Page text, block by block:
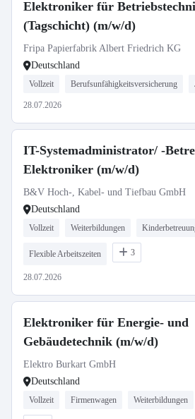
Elektroniker für
(Tagschicht) (m/w/d)
Fripa Papierfabrik Albert Friedrich KG
Deutschland
Vollzeit Berufsunfähigkeitsversicherung
28.07.2026
IT-Systemadministrator/ -
Elektroniker (m/w/d)
B&V Hoch-, Kabel- und Tiefbau GmbH
Deutschland
Vollzeit Weiterbildungen
Flexible Arbeitszeiten 3
28.07.2026
Elektroniker für Energie- und
Gebäudetechnik (m/w/d)
Elektro Burkart GmbH
Deutschland
Vollzeit Firmenwagen Weiterbildungen